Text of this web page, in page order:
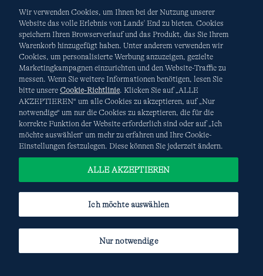
AGB Datenschutz & Sicherheit
Cookies-Ich möchte auswählen Site Map
Internationale Websites
Diese Website ist durch reCAPTCHA geschützt. Es gelten die
DatenschutzerklärungundNutzungsbedingungen
Google.
Wir verwenden Cookies, um Ihnen bei der Nutzung unserer
Website das volle Erlebnis von Lands' End zu bieten. Cookies
speichern Ihren Browserverlauf und das Produkt, das Sie Ihrem
Warenkorb hinzugefügt haben. Unter anderem verwenden wir
Cookies, um personalisierte Werbung anzuzeigen, gezielte
Marketingkampagnen einzurichten und den Website-Traffic zu
messen. Wenn Sie weitere Informationen benötigen, lesen Sie
bitte unsere Cookie-Richtlinie. Klicken Sie auf „ALLE
AKZEPTIEREN“ um alle Cookies zu akzeptieren, auf „Nur
notwendige“ um nur die Cookies zu akzeptieren, die für die
korrekte Funktion der Website erforderlich sind oder auf „Ich
möchte auswählen“ um mehr zu erfahren und Ihre Cookie-
Einstellungen festzulegen. Diese können Sie jederzeit ändern.
Ich möchte auswählen
Nur notwendige
ALLE AKZEPTIEREN